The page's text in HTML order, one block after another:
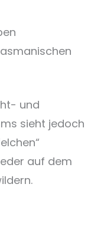
und
sieht jedoch
auf dem